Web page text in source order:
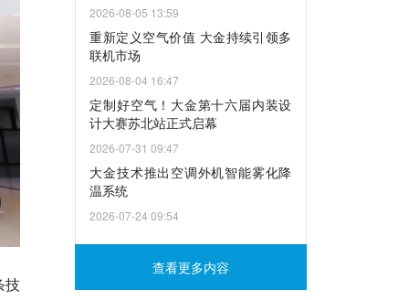
技
2026-08-05 13:59
重新定义空气价值 大金持续引领多
联机市场
2026-08-04 16:47
定制好空气！大金第十六届内装设
计大赛苏北站正式启幕
2026-07-31 09:47
大金技术推出空调外机智能雾化降
温系统
2026-07-24 09:54
查看更多内容